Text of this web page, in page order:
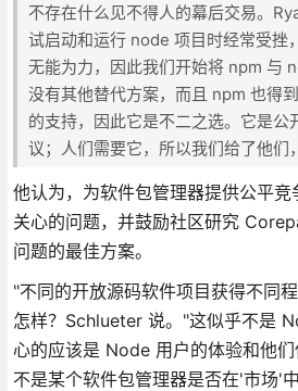
不存在什么见不得人的幕后交易。
试启动和运行 node 项目时经常受挫
无能为力，因此我们开始将 npm 与
没有其他替代方案，而且 npm 也得
的支持，因此它是不二之选。它是公
议；人们需要它，所以我们给了他们
他认为，为软件包管理器提供公平
关心的问题，并鼓励社区研究
问题的最佳方案。
"不同的开放源码软件项目获得不同
怎样？Schlueter 说。"这似乎不是
心的应该是 Node 用户的体验和他
不是某个软件包管理器是否在'市场'